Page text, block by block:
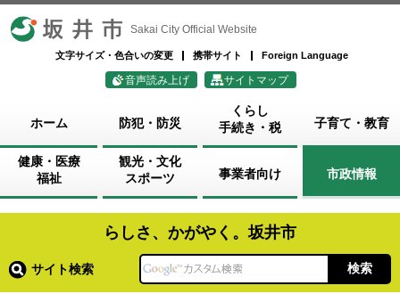
坂井市 Sakai City Official Website
文字サイズ・色合いの変更 携帯サイト Foreign Language
音声読み上げ サイトマップ
ホーム 防犯・防災
くらし
手続き・税
子育て・教育
健康・医療
福祉
観光・文化
スポーツ
事業者向け 市政情報
らしさ、かがやく。坂井市
サイト検索